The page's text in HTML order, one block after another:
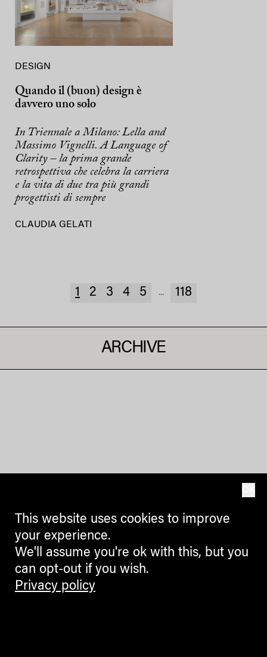
DESIGN
Quando il (buon) design è
davvero uno solo
In Triennale a Milano: Lella and
Massimo Vignelli. A Language of
Clarity – la prima grande
retrospettiva che celebra la carriera
e la vita di due tra più grandi
progettisti di sempre
CLAUDIA GELATI
1 2 3 4 5 ... 118
ARCHIVE
This website uses cookies to improve
your experience.
We'll assume you're ok with this, but you
can opt-out if you wish.
Privacy policy